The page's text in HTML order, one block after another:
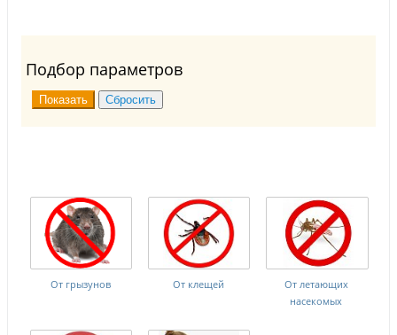
Подбор параметров
От грызунов От клещей
От летающих
насекомых